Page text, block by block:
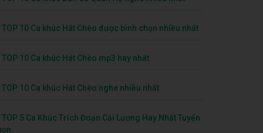
TOP 10 Ca khúc Hát Chèo được bình chọn nhiều nhất
TOP 10 Ca khúc Hát Chèo mp3 hay nhất
TOP 10 Ca khúc Hát Chèo nghe nhiều nhất
TOP 5 Ca Khúc Trích Đoạn Cải Lương Hay Nhất Tuyển